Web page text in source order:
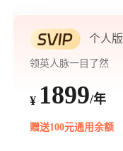
个人版
领英人脉一目了然
¥ 1899/年
赠送100元通用余额